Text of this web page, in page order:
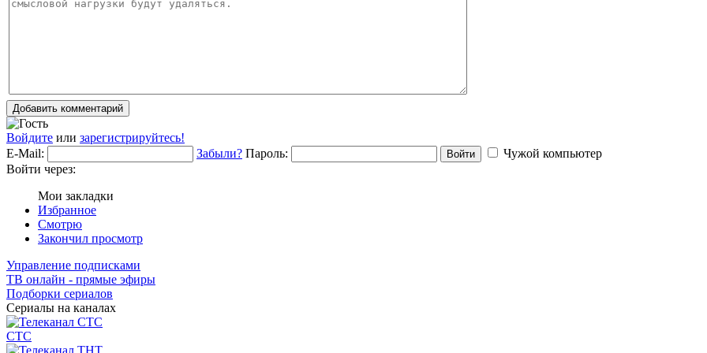
Добавить комментарий
Войдите или зарегистрируйтесь!
E-Mail:
Забыли? Пароль: Войти
Чужой компьютер
Войти через:
Мои закладки
Избранное
Смотрю
Закончил просмотр
Управление подписками
ТВ онлайн - прямые эфиры
Подборки сериалов
Сериалы на каналах
СТС